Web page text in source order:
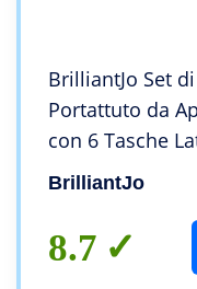
BrilliantJo Set
Portattuto da
con 6 Tasche
con 2 Ganci
BrilliantJo
8.7